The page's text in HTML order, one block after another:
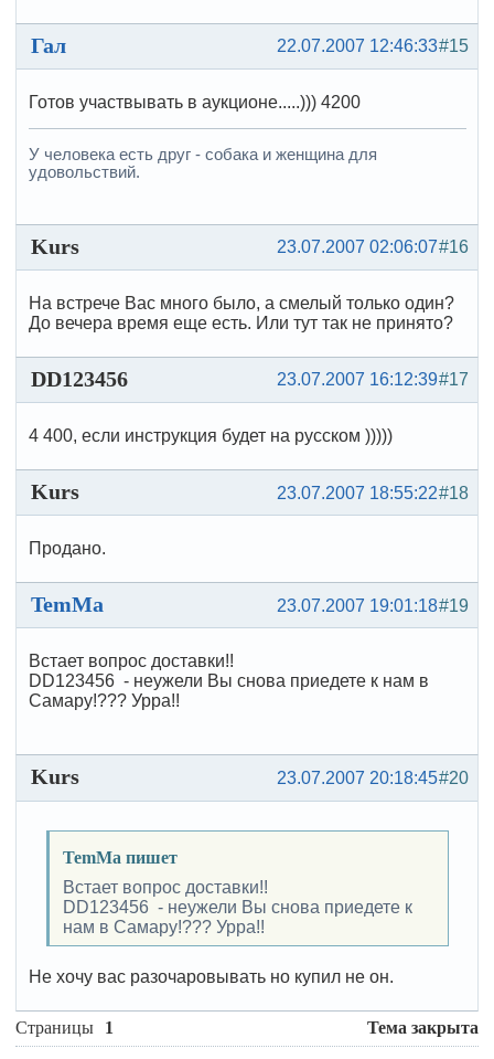
#15
22.07.2007 12:46:33
Гал
Готов участвывать в аукционе.....))) 4200
У человека есть друг - собака и женщина для
удовольствий.
#16
23.07.2007 02:06:07
Kurs
На встрече Вас много было, а смелый только один?
До вечера время еще есть. Или тут так не принято?
#17
23.07.2007 16:12:39
DD123456
4 400, если инструкция будет на русском )))))
#18
23.07.2007 18:55:22
Kurs
Продано.
#19
23.07.2007 19:01:18
TemMa
Встает вопрос доставки!!
DD123456 - неужели Вы снова приедете к нам в
Самару!??? Урра!!
#20
23.07.2007 20:18:45
Kurs
TemMa пишет
Встает вопрос доставки!!
DD123456 - неужели Вы снова приедете к
нам в Самару!??? Урра!!
Не хочу вас разочаровывать но купил не он.
Страницы 1 Тема закрыта